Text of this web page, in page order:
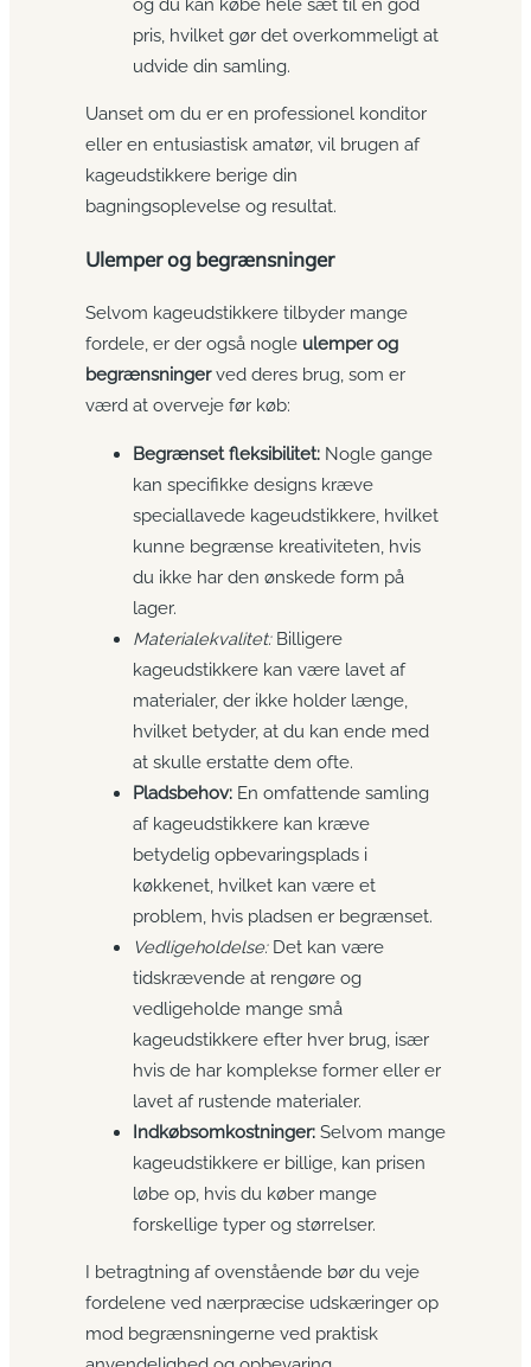
pris, hvilket gør det overkommeligt at
udvide din samling.
Uanset om du er en professionel konditor
eller en entusiastisk amatør, vil brugen af
kageudstikkere berige din
bagningsoplevelse og resultat.
Ulemper og begrænsninger
Selvom kageudstikkere tilbyder mange
fordele, er der også nogle ulemper og
begrænsningerved deres brug, som er
værd at overveje før køb:
Begrænset fleksibilitet: Nogle gange
kan specifikke designs kræve
speciallavede kageudstikkere, hvilket
kunne begrænse kreativiteten, hvis
du ikke har den ønskede form på
lager.
Materialekvalitet:Billigere
kageudstikkere kan være lavet af
materialer, der ikke holder længe,
hvilket betyder, at du kan ende med
at skulle erstatte dem ofte.
Pladsbehov: En omfattende samling
af kageudstikkere kan kræve
betydelig opbevaringsplads i
køkkenet, hvilket kan være et
problem, hvis pladsen er begrænset.
Vedligeholdelse:Det kan være
tidskrævende at rengøre og
vedligeholde mange små
kageudstikkere efter hver brug, især
hvis de har komplekse former eller er
lavet af rustende materialer.
Indkøbsomkostninger: Selvom mange
kageudstikkere er billige, kan prisen
løbe op, hvis du køber mange
forskellige typer og størrelser.
I betragtning af ovenstående bør du veje
fordelene ved nærpræcise udskæringer op
mod begrænsningerne ved praktisk